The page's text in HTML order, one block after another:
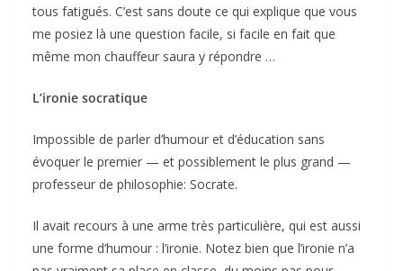
tous fatigués. C’est sans doute ce qui explique que vous
me posiez là une question facile, si facile en fait que
même mon chauffeur saura y répondre …
L’ironie socratique
Impossible de parler d’humour et d’éducation sans
évoquer le premier — et possiblement le plus grand —
professeur de philosophie: Socrate.
Il avait recours à une arme très particulière, qui est aussi
une forme d’humour : l’ironie. Notez bien que l’ironie n’a